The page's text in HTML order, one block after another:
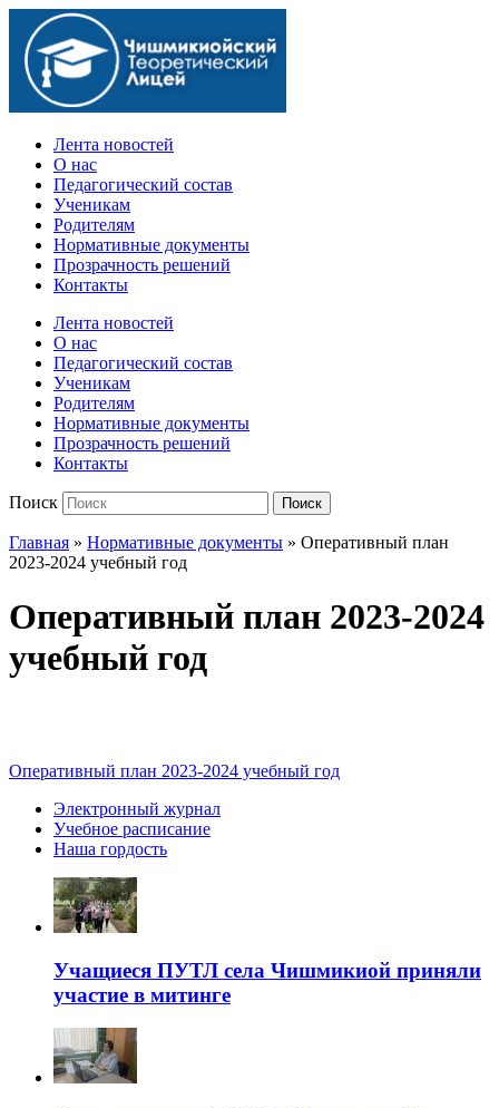
Официальный сайт учебного заведения
Лента новостей
О нас
Педагогический состав
Ученикам
Родителям
Нормативные документы
Прозрачность решений
Контакты
Лента новостей
О нас
Педагогический состав
Ученикам
Родителям
Нормативные документы
Прозрачность решений
Контакты
Поиск Поиск
Главная » Нормативные документы » Оперативный план
2023-2024 учебный год
Оперативный план 2023-2024
учебный год
Оперативный план 2023-2024 учебный год
Электронный журнал
Учебное расписание
Наша гордость
Учащиеся ПУТЛ села Чишмикиой приняли
участие в митинге